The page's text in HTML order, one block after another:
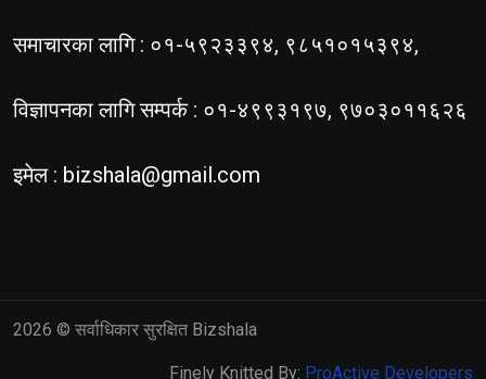
समाचारका लागि : ०१-५९२३३९४, ९८५१०१५३९४,
विज्ञापनका लागि सम्पर्क : ०१-४९९३१९७, ९७०३०११६२६
इमेल : bizshala@gmail.com
2026 © सर्वाधिकार सुरक्षित Bizshala
Finely Knitted By: ProActive Developers